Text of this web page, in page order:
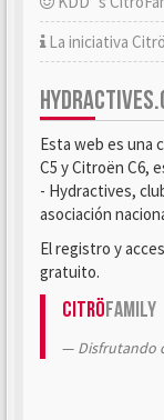
La iniciativa
Esta web es una
C5 y Citroën C6,
- Hydractives,
asociación
El registro y
gratuito.
CitröFamily
Disfrutando